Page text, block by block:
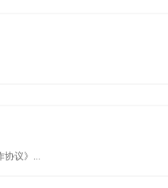
协议》...